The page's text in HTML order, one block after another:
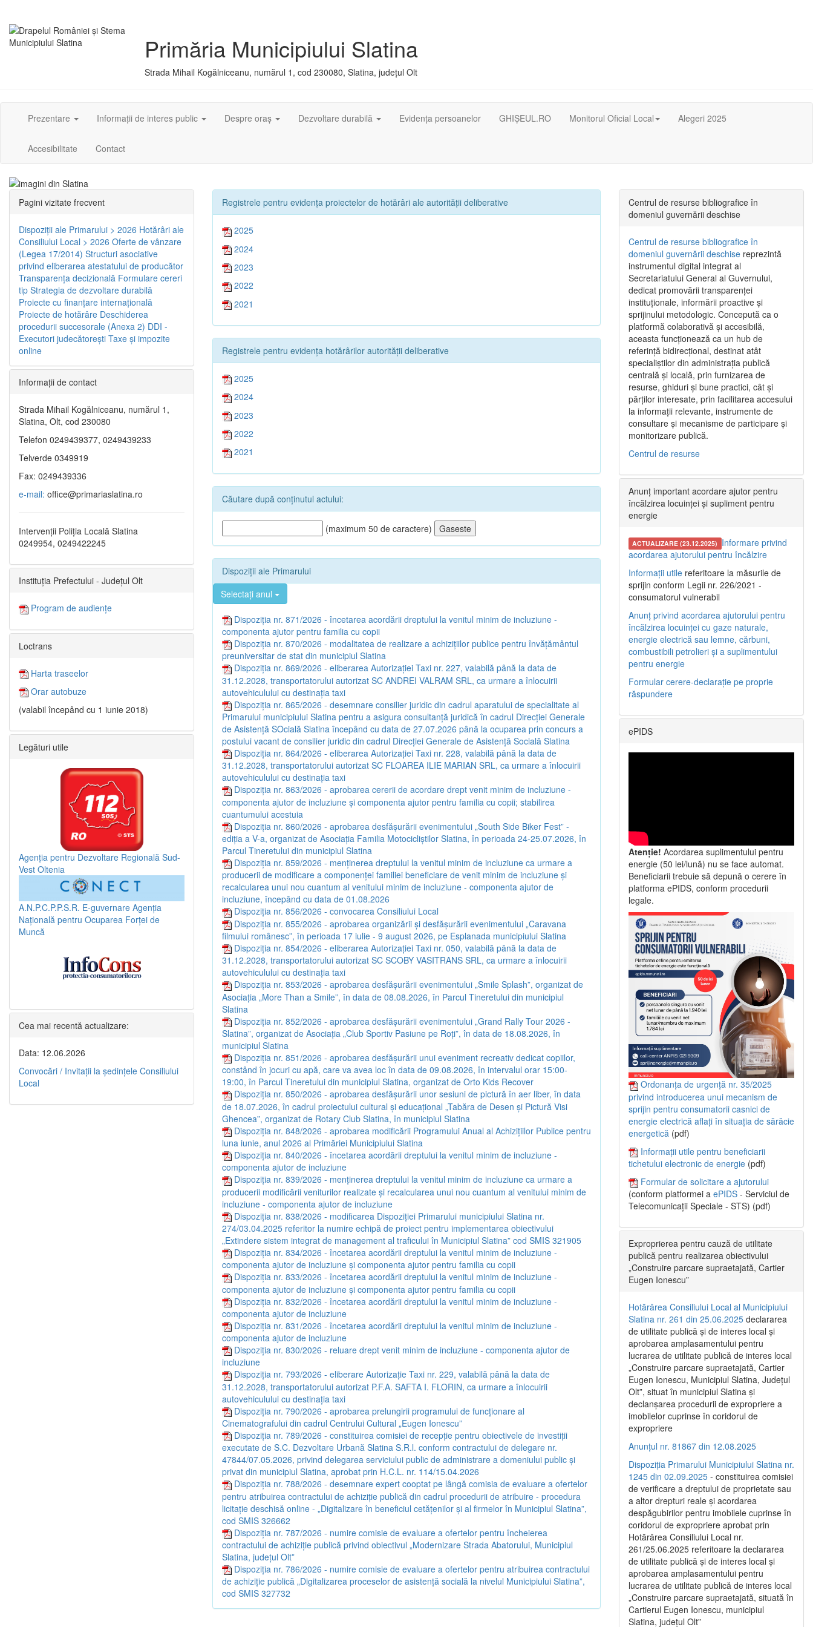
Primăria Municipiului Slatina
Strada Mihail Kogălniceanu, numărul 1, cod 230080, Slatina, județul Olt
Prezentare Informații de interes public Despre oraș Dezvoltare durabilă Evidența persoanelor GHIȘEUL.RO Monitorul Oficial Local Alegeri 2025
Accesibilitate Contact
Registrele pentru evidența proiectelor de hotărâri ale autorității deliberative
2025
2024
2023
2022
2021
Registrele pentru evidența hotărârilor autorității deliberative
2025
2024
2023
2022
2021
Căutare după conținutul actului:
(maximum 50 de caractere)
Dispoziții ale Primarului
Selectați anul
Dispoziția nr. 871/2026 - încetarea acordării dreptului la venitul minim de incluziune -
componenta ajutor pentru familia cu copii
Dispoziția nr. 870/2026 - modalitatea de realizare a achizițiilor publice pentru învățământul
preuniversitar de stat din municipiul Slatina
Dispoziția nr. 869/2026 - eliberarea Autorizației Taxi nr. 227, valabilă până la data de
31.12.2028, transportatorului autorizat SC ANDREI VALRAM SRL, ca urmare a înlocuirii
autovehiculului cu destinația taxi
Dispoziția nr. 865/2026 - desemnare consilier juridic din cadrul aparatului de specialitate al
Primarului municipiului Slatina pentru a asigura consultanță juridică în cadrul Direcției Generale
de Asistență SOcială Slatina începând cu data de 27.07.2026 până la ocuparea prin concurs a
postului vacant de consilier juridic din cadrul Direcției Generale de Asistență Socială Slatina
Dispoziția nr. 864/2026 - eliberarea Autorizației Taxi nr. 228, valabilă până la data de
31.12.2028, transportatorului autorizat SC FLOAREA ILIE MARIAN SRL, ca urmare a înlocuirii
autovehiculului cu destinația taxi
Dispoziția nr. 863/2026 - aprobarea cererii de acordare drept venit minim de incluziune -
componenta ajutor de incluziune și componenta ajutor pentru familia cu copii; stabilirea
cuantumului acestuia
Dispoziția nr. 860/2026 - aprobarea desfășurării evenimentului „South Side Biker Fest” -
ediția a V-a, organizat de Asociația Familia Motocicliștilor Slatina, în perioada 24-25.07.2026, în
Parcul Tineretului din municipiul Slatina
Dispoziția nr. 859/2026 - menținerea dreptului la venitul minim de incluziune ca urmare a
producerii de modificare a componenței familiei beneficiare de venit minim de incluziune și
recalcularea unui nou cuantum al venitului minim de incluziune - componenta ajutor de
incluziune, începând cu data de 01.08.2026
Dispoziția nr. 856/2026 - convocarea Consiliului Local
Dispoziția nr. 855/2026 - aprobarea organizării și desfășurării evenimentului „Caravana
filmului românesc”, în perioada 17 iulie - 9 august 2026, pe Esplanada municipiului Slatina
Dispoziția nr. 854/2026 - eliberarea Autorizației Taxi nr. 050, valabilă până la data de
31.12.2028, transportatorului autorizat SC SCOBY VASITRANS SRL, ca urmare a înlocuirii
autovehiculului cu destinația taxi
Dispoziția nr. 853/2026 - aprobarea desfășurării evenimentului „Smile Splash”, organizat de
Asociația „More Than a Smile”, în data de 08.08.2026, în Parcul Tineretului din municipiul
Slatina
Dispoziția nr. 852/2026 - aprobarea desfășurării evenimentului „Grand Rally Tour 2026 -
Slatina”, organizat de Asociația „Club Sportiv Pasiune pe Roți”, în data de 18.08.2026, în
municipiul Slatina
Dispoziția nr. 851/2026 - aprobarea desfășurării unui eveniment recreativ dedicat copiilor,
constând în jocuri cu apă, care va avea loc în data de 09.08.2026, în intervalul orar 15:00-
19:00, în Parcul Tineretului din municipiul Slatina, organizat de Orto Kids Recover
Dispoziția nr. 850/2026 - aprobarea desfășurării unor sesiuni de pictură în aer liber, în data
de 18.07.2026, în cadrul proiectului cultural și educațional „Tabăra de Desen și Pictură Visi
Ghencea”, organizat de Rotary Club Slatina, în municipiul Slatina
Dispoziția nr. 848/2026 - aprobarea modificării Programului Anual al Achizițiilor Publice pentru
luna iunie, anul 2026 al Primăriei Municipiului Slatina
Dispoziția nr. 840/2026 - încetarea acordării dreptului la venitul minim de incluziune -
componenta ajutor de incluziune
Dispoziția nr. 839/2026 - menținerea dreptului la venitul minim de incluziune ca urmare a
producerii modificării veniturilor realizate și recalcularea unui nou cuantum al venitului minim de
incluziune - componenta ajutor de incluziune
Dispoziția nr. 838/2026 - modificarea Dispoziției Primarului municipiului Slatina nr.
274/03.04.2025 referitor la numire echipă de proiect pentru implementarea obiectivului
„Extindere sistem integrat de management al traficului în Municipiul Slatina” cod SMIS 321905
Dispoziția nr. 834/2026 - încetarea acordării dreptului la venitul minim de incluziune -
componenta ajutor de incluziune și componenta ajutor pentru familia cu copii
Dispoziția nr. 833/2026 - încetarea acordării dreptului la venitul minim de incluziune -
componenta ajutor de incluziune și componenta ajutor pentru familia cu copii
Dispoziția nr. 832/2026 - încetarea acordării dreptului la venitul minim de incluziune -
componenta ajutor de incluziune
Dispoziția nr. 831/2026 - încetarea acordării dreptului la venitul minim de incluziune -
componenta ajutor de incluziune
Dispoziția nr. 830/2026 - reluare drept venit minim de incluziune - componenta ajutor de
incluziune
Dispoziția nr. 793/2026 - eliberare Autorizație Taxi nr. 229, valabilă până la data de
31.12.2028, transportatorului autorizat P.F.A. SAFTA I. FLORIN, ca urmare a înlocuirii
autovehiculului cu destinația taxi
Dispoziția nr. 790/2026 - aprobarea prelungirii programului de funcționare al
Cinematografului din cadrul Centrului Cultural „Eugen Ionescu”
Dispoziția nr. 789/2026 - constituirea comisiei de recepție pentru obiectivele de investiții
executate de S.C. Dezvoltare Urbană Slatina S.R.l. conform contractului de delegare nr.
47844/07.05.2026, privind delegarea serviciului public de administrare a domeniului public și
privat din municipiul Slatina, aprobat prin H.C.L. nr. 114/15.04.2026
Dispoziția nr. 788/2026 - desemnare expert cooptat pe lângă comisia de evaluare a ofertelor
pentru atribuirea contractului de achiziție publică din cadrul procedurii de atribuire - procedura
licitație deschisă online - „Digitalizare în beneficiul cetățenilor și al firmelor în Municipiul Slatina”,
cod SMIS 326662
Dispoziția nr. 787/2026 - numire comisie de evaluare a ofertelor pentru încheierea
contractului de achiziție publică privind obiectivul „Modernizare Strada Abatorului, Municipiul
Slatina, județul Olt”
Dispoziția nr. 786/2026 - numire comisie de evaluare a ofertelor pentru atribuirea contractului
de achiziție publică „Digitalizarea proceselor de asistență socială la nivelul Municipiului Slatina”,
cod SMIS 327732
Pagini vizitate frecvent
Dispoziţii ale Primarului > 2026 Hotărâri ale
Consiliului Local > 2026 Oferte de vânzare
(Legea 17/2014) Structuri asociative
privind eliberarea atestatului de producător
Transparenţa decizională Formulare cereri
tip Strategia de dezvoltare durabilă
Proiecte cu finanţare internaţională
Proiecte de hotărâre Deschiderea
procedurii succesorale (Anexa 2) DDI -
Executori judecătorești Taxe şi impozite
online
Informaţii de contact
Strada Mihail Kogălniceanu, numărul 1,
Slatina, Olt, cod 230080
Telefon 0249439377, 0249439233
Telverde 0349919
Fax: 0249439336
e-mail: office@primariaslatina.ro
Intervenții Poliția Locală Slatina
0249954, 0249422245
Instituția Prefectului - Județul Olt
Program de audiențe
Loctrans
Harta traseelor
Orar autobuze
(valabil începând cu 1 iunie 2018)
Legături utile
Agenția pentru Dezvoltare Regională Sud-
Vest Oltenia
A.N.P.C.P.P.S.R. E-guvernare Agenția
Națională pentru Ocuparea Forței de
Muncă
Cea mai recentă actualizare:
Data: 12.06.2026
Convocări / Invitaţii la şedinţele Consiliului
Local
Centrul de resurse bibliografice în
domeniul guvernării deschise
Centrul de resurse bibliografice în
domeniul guvernării deschise reprezintă
instrumentul digital integrat al
Secretariatului General al Guvernului,
dedicat promovării transparenței
instituționale, informării proactive și
sprijinului metodologic. Concepută ca o
platformă colaborativă și accesibilă,
aceasta funcționează ca un hub de
referință bidirecțional, destinat atât
specialiștilor din administrația publică
centrală și locală, prin furnizarea de
resurse, ghiduri și bune practici, cât și
părților interesate, prin facilitarea accesului
la informații relevante, instrumente de
consultare și mecanisme de participare și
monitorizare publică.
Centrul de resurse
Anunț important acordare ajutor pentru
încălzirea locuinței și supliment pentru
energie
ACTUALIZARE (23.12.2025) Informare privind
acordarea ajutorului pentru încălzire
Informații utile referitoare la măsurile de
sprijin conform Legii nr. 226/2021 -
consumatorul vulnerabil
Anunț privind acordarea ajutorului pentru
încălzirea locuinței cu gaze naturale,
energie electrică sau lemne, cărbuni,
combustibili petrolieri și a suplimentului
pentru energie
Formular cerere-declarație pe proprie
răspundere
ePIDS
Atenție! Acordarea suplimentului pentru
energie (50 lei/lună) nu se face automat.
Beneficiarii trebuie să depună o cerere în
platforma ePIDS, conform procedurii
legale.
Ordonanța de urgență nr. 35/2025
privind introducerea unui mecanism de
sprijin pentru consumatorii casnici de
energie electrică aflați în situația de sărăcie
energetică (pdf)
Informații utile pentru beneficiarii
tichetului electronic de energie (pdf)
Formular de solicitare a ajutorului
(conform platformei a ePIDS - Serviciul de
Telecomunicații Speciale - STS) (pdf)
Exproprierea pentru cauză de utilitate
publică pentru realizarea obiectivului
„Construire parcare supraetajată, Cartier
Eugen Ionescu”
Hotărârea Consiliului Local al Municipiului
Slatina nr. 261 din 25.06.2025 declararea
de utilitate publică și de interes local și
aprobarea amplasamentului pentru
lucrarea de utilitate publică de interes local
„Construire parcare supraetajată, Cartier
Eugen Ionescu, Municipiul Slatina, Județul
Olt”, situat în municipiul Slatina și
declanșarea procedurii de expropriere a
imobilelor cuprinse în coridorul de
expropriere
Anunțul nr. 81867 din 12.08.2025
Dispoziția Primarului Municipiului Slatina nr.
1245 din 02.09.2025 - constituirea comisiei
de verificare a dreptului de proprietate sau
a altor drepturi reale și acordarea
despăgubirilor pentru imobilele cuprinse în
coridorul de expropriere aprobat prin
Hotărârea Consiliului Local nr.
261/25.06.2025 referitoare la declararea
de utilitate publică și de interes local și
aprobarea amplasamentului pentru
lucrarea de utilitate publică de interes local
„Construire parcare supraetajată, situată în
Cartierul Eugen Ionescu, municipiul
Slatina, județul Olt”